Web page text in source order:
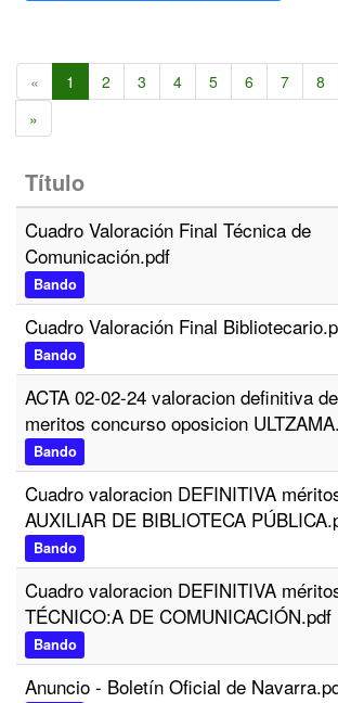
« 1 2 3 4 5 6 7 8
»
Título
Cuadro Valoración Final Técnica de
Comunicación.pdf
Bando
Cuadro Valoración Final
Bando
ACTA 02-02-24 valoracion definitiva de
meritos concurso oposicion
Bando
Cuadro valoracion DEFINITIVA
AUXILIAR DE BIBLIOTECA
Bando
Cuadro valoracion DEFINITIVA
TÉCNICO:A DE COMUNICACIÓN.pdf
Bando
Anuncio - Boletín Oficial de